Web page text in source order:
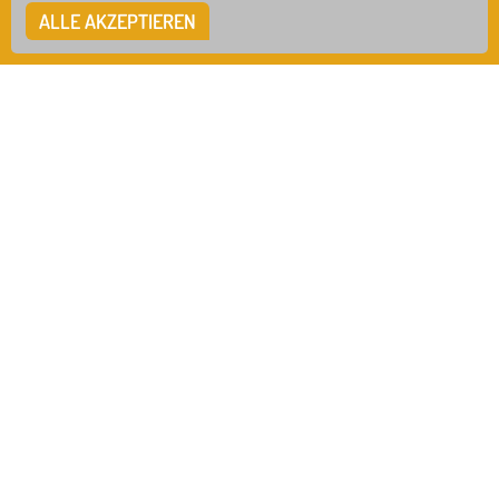
COOKIE EINSTELLUNGEN
ALLE AKZEPTIEREN